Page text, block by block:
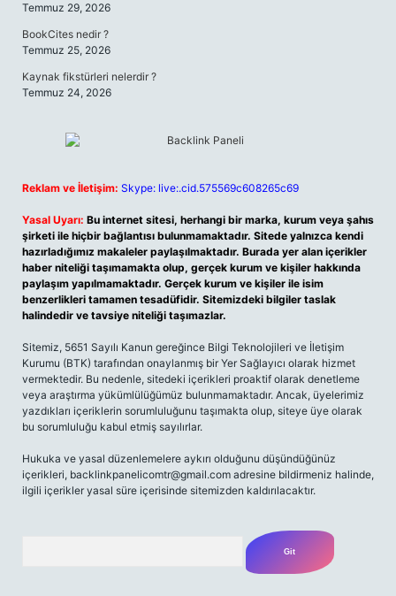
Temmuz 29, 2026
BookCites nedir ?
Temmuz 25, 2026
Kaynak fikstürleri nelerdir ?
Temmuz 24, 2026
Reklam ve İletişim: Skype: live:.cid.575569c608265c69
Yasal Uyarı: Bu internet sitesi, herhangi bir marka, kurum veya şahıs
şirketi ile hiçbir bağlantısı bulunmamaktadır. Sitede yalnızca kendi
hazırladığımız makaleler paylaşılmaktadır. Burada yer alan içerikler
haber niteliği taşımamakta olup, gerçek kurum ve kişiler hakkında
paylaşım yapılmamaktadır. Gerçek kurum ve kişiler ile isim
benzerlikleri tamamen tesadüfidir. Sitemizdeki bilgiler taslak
halindedir ve tavsiye niteliği taşımazlar.
Sitemiz, 5651 Sayılı Kanun gereğince Bilgi Teknolojileri ve İletişim
Kurumu (BTK) tarafından onaylanmış bir Yer Sağlayıcı olarak hizmet
vermektedir. Bu nedenle, sitedeki içerikleri proaktif olarak denetleme
veya araştırma yükümlülüğümüz bulunmamaktadır. Ancak, üyelerimiz
yazdıkları içeriklerin sorumluluğunu taşımakta olup, siteye üye olarak
bu sorumluluğu kabul etmiş sayılırlar.
Hukuka ve yasal düzenlemelere aykırı olduğunu düşündüğünüz
içerikleri, backlinkpanelicomtr@gmail.com adresine bildirmeniz halinde,
ilgili içerikler yasal süre içerisinde sitemizden kaldırılacaktır.